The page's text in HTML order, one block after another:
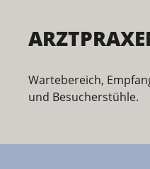
Wartebereich,
und Besucherstühle.